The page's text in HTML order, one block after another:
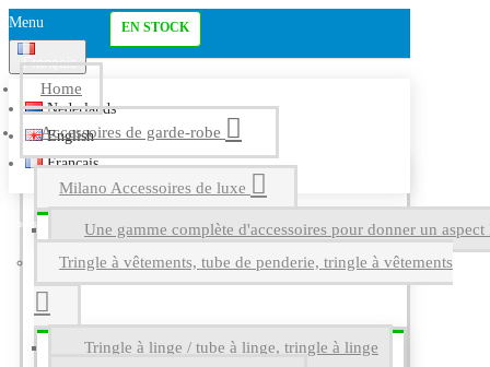
Menu
Français
Nederlands
English
Français
Home
Accessoires de garde-robe
Milano Accessoires de luxe
Une gamme complète d'accessoires pour donner un
Tringle à vêtements, tube de penderie, tringle à vêtements
Tringle à linge / tube à linge, tringle à linge
EN STOCK